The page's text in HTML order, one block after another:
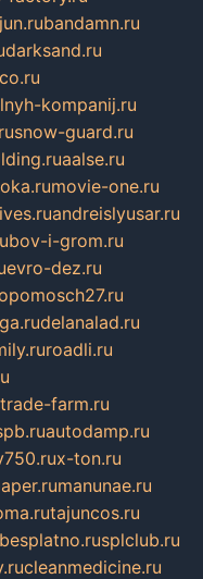
bandamn.ru
darksand.ru
kompanij.ru
snow-guard.ru
aalse.ru
movie-one.ru
andreislyusar.ru
i-grom.ru
evro-dez.ru
delanalad.ru
roadli.ru
trade-farm.ru
autodamp.ru
x-ton.ru
manunae.ru
tajuncos.ru
splclub.ru
cleanmedicine.ru